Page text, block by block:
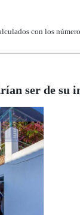
con los
ser de su